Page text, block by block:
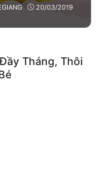
20/03/2019
Tháng, Thôi